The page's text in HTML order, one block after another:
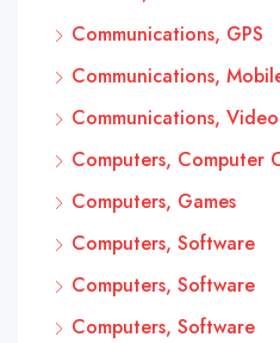
Communications, GPS
Communications,
Communications,
Computers, Computer
Computers, Games
Computers, Software
Computers, Software
Computers, Software